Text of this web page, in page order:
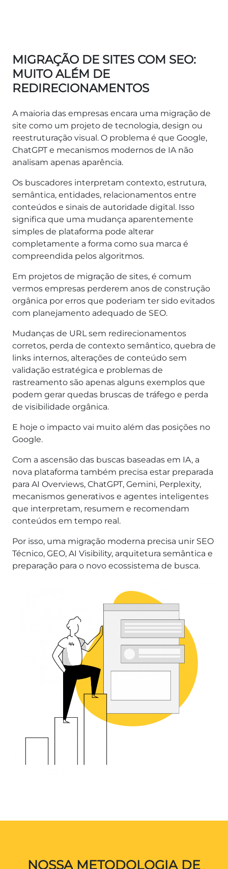
MIGRAÇÃO DE SITES COM SEO:
MUITO ALÉM DE
REDIRECIONAMENTOS
A maioria das empresas encara uma migração de
site como um projeto de tecnologia, design ou
reestruturação visual. O problema é que Google,
ChatGPT e mecanismos modernos de IA não
analisam apenas aparência.
Os buscadores interpretam contexto, estrutura,
semântica, entidades, relacionamentos entre
conteúdos e sinais de autoridade digital. Isso
significa que uma mudança aparentemente
simples de plataforma pode alterar
completamente a forma como sua marca é
compreendida pelos algoritmos.
Em projetos de migração de sites, é comum
vermos empresas perderem anos de construção
orgânica por erros que poderiam ter sido evitados
com planejamento adequado de SEO.
Mudanças de URL sem redirecionamentos
corretos, perda de contexto semântico, quebra de
links internos, alterações de conteúdo sem
validação estratégica e problemas de
rastreamento são apenas alguns exemplos que
podem gerar quedas bruscas de tráfego e perda
de visibilidade orgânica.
E hoje o impacto vai muito além das posições no
Google.
Com a ascensão das buscas baseadas em IA, a
nova plataforma também precisa estar preparada
para AI Overviews, ChatGPT, Gemini, Perplexity,
mecanismos generativos e agentes inteligentes
que interpretam, resumem e recomendam
conteúdos em tempo real.
Por isso, uma migração moderna precisa unir SEO
Técnico, GEO, AI Visibility, arquitetura semântica e
preparação para o novo ecossistema de busca.
NOSSA METODOLOGIA DE